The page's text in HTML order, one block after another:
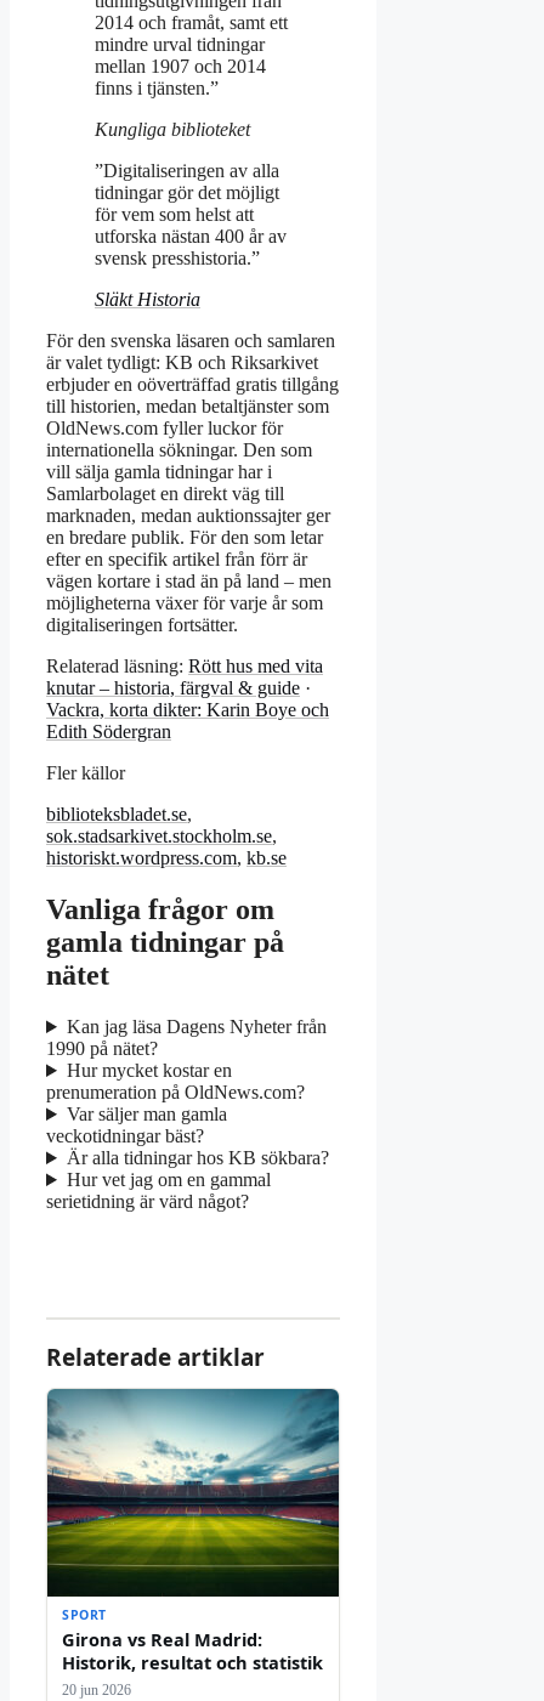
2014 och framåt, samt ett
mindre urval tidningar
mellan 1907 och 2014
finns i tjänsten.”
Kungliga biblioteket
”Digitaliseringen av alla
tidningar gör det möjligt
för vem som helst att
utforska nästan 400 år av
svensk presshistoria.”
Släkt Historia
För den svenska läsaren och samlaren
är valet tydligt: KB och Riksarkivet
erbjuder en oöverträffad gratis tillgång
till historien, medan betaltjänster som
OldNews.com fyller luckor för
internationella sökningar. Den som
vill sälja gamla tidningar har i
Samlarbolaget en direkt väg till
marknaden, medan auktionssajter ger
en bredare publik. För den som letar
efter en specifik artikel från förr är
vägen kortare i stad än på land – men
möjligheterna växer för varje år som
digitaliseringen fortsätter.
Relaterad läsning: Rött hus med vita
knutar – historia, färgval & guide ·
Vackra, korta dikter: Karin Boye och
Edith Södergran
Fler källor
biblioteksbladet.se,
sok.stadsarkivet.stockholm.se,
historiskt.wordpress.com, kb.se
Vanliga frågor om
gamla tidningar på
nätet
Kan jag läsa Dagens Nyheter från
1990 på nätet?
Hur mycket kostar en
prenumeration på OldNews.com?
Var säljer man gamla
veckotidningar bäst?
Är alla tidningar hos KB sökbara?
Hur vet jag om en gammal
serietidning är värd något?
Relaterade artiklar
SPORT
Girona vs Real Madrid:
Historik, resultat och statistik
20 jun 2026